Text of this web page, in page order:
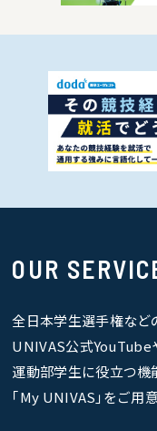
OUR
全日本学生選手権など
UNIVAS公式YouTube
運動部学生に役立つ機
｢My UNIVAS｣をご用